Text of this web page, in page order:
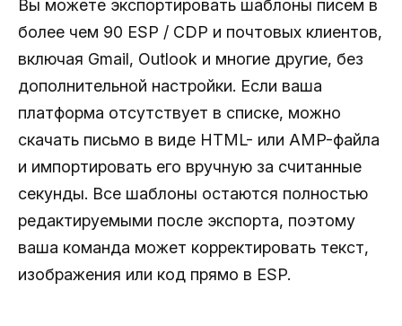
Вы можете экспортировать шаблоны писем в
более чем 90 ESP / CDP и почтовых клиентов,
включая Gmail, Outlook и многие другие, без
дополнительной настройки. Если ваша
платформа отсутствует в списке, можно
скачать письмо в виде HTML- или AMP-файла
и импортировать его вручную за считанные
секунды. Все шаблоны остаются полностью
редактируемыми после экспорта, поэтому
ваша команда может корректировать текст,
изображения или код прямо в ESP.